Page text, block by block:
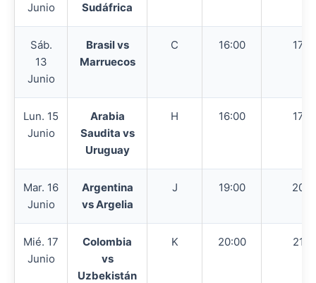
Junio
Sudáfrica
Sáb.
13
Junio
Brasil vs
Marruecos
C 16:00
Lun. 15
Junio
Arabia
Saudita vs
Uruguay
H 16:00
Mar. 16
Junio
Argentina
vs Argelia
J 19:00
Mié. 17
Junio
Colombia
vs
Uzbekistán
K 20:00